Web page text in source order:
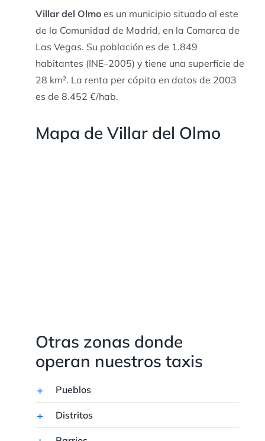
Villar del Olmoes un municipio situado al este
de la Comunidad de Madrid, en la Comarca de
Las Vegas. Su población es de 1.849
habitantes (INE–2005) y tiene una superficie de
28 km². La renta per cápita en datos de 2003
es de 8.452 €/hab.
Mapa de Villar del Olmo
Otras zonas donde
operan nuestros taxis
Pueblos
Distritos